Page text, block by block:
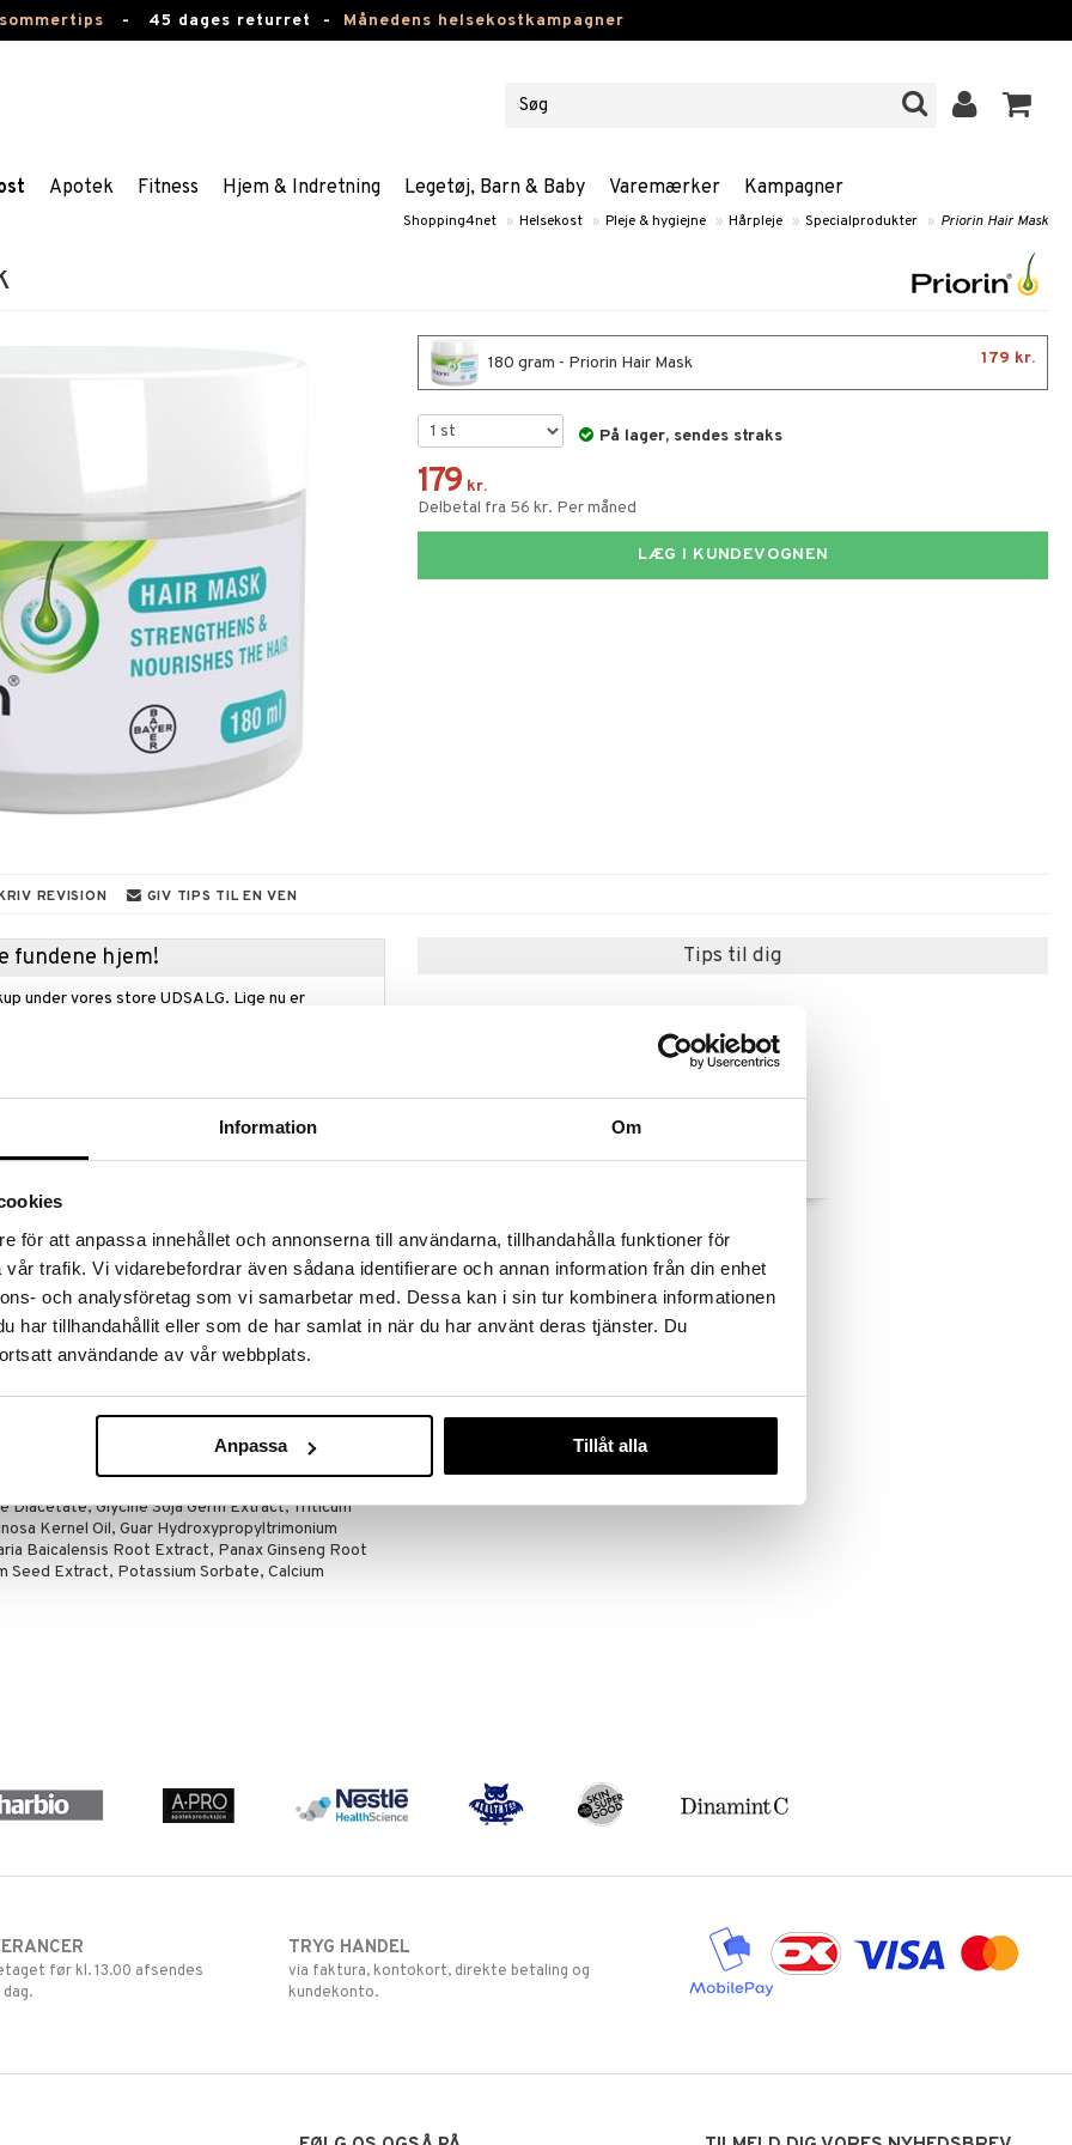
Information Om
för att anpassa innehållet och annonserna till användarna, tillhandahålla funktioner för
trafik. Vi vidarebefordrar även sådana identifierare och annan information från din enhet
och analysföretag som vi samarbetar med. Dessa kan i sin tur kombinera informationen
har tillhandahållit eller som de har samlat in när du har använt deras tjänster. Du
användande av vår webbplats.
Anpassa Tillåt alla
- 45 dages returret - Månedens helsekostkampagner
Apotek Fitness Hjem & Indretning Legetøj, Barn & Baby Varemærker Kampagner
Shopping4net » Helsekost » Pleje & hygiejne » Hårpleje » Specialprodukter » Priorin Hair Mask
180 gram - Priorin Hair Mask 179 kr.
På lager, sendes straks
179 kr.
Delbetal fra 56 kr. Per måned
LÆG I KUNDEVOGNEN
REVISION GIV TIPS TIL EN VEN
fundene hjem!
under vores store UDSALG. Lige nu er
kan hurtigt blive udsolgt!
»
hårkur, der styrker og nærer svækket og tyndt hår.
og kraftfulde ingredienser som Baicapil®,
Vitamin B5 og ginseng.
og vigtige næringsstoffer til håret, hvilket
tilføre fugt og gøre håret smidigt. Regelmæssig
hårets udseende, så det opleves som tykkere,
Glycol, Hydroxypropyl Starch Phosphate, Glycol
Diacetate, Glycine Soja Germ Extract, Triticum
Kernel Oil, Guar Hydroxypropyltrimonium
Baicalensis Root Extract, Panax Ginseng Root
Seed Extract, Potassium Sorbate, Calcium
Tips til dig
PRIORIN
fra275 kr.
PRIORIN
89 kr.
før kl. 13.00 afsendes
TRYG HANDEL
via faktura, kontokort, direkte betaling og
kundekonto.